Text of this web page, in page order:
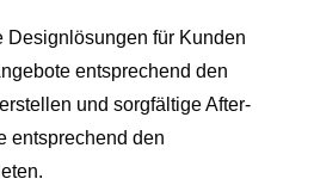
Designlösungen für Kunden
entsprechend den
und sorgfältige After-
entsprechend den